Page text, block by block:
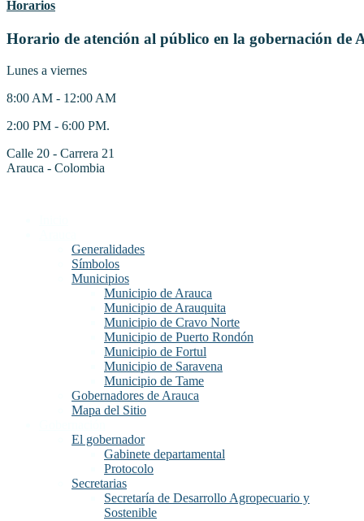
Horarios
Horario de atención al público en la gobernación de
Lunes a viernes
8:00 AM - 12:00 AM
2:00 PM - 6:00 PM.
Calle 20 - Carrera 21
Arauca - Colombia
Generalidades
Símbolos
Municipios
Municipio de Arauca
Municipio de Arauquita
Municipio de Cravo Norte
Municipio de Puerto Rondón
Municipio de Fortul
Municipio de Saravena
Municipio de Tame
Gobernadores de Arauca
Mapa del Sitio
El gobernador
Gabinete departamental
Protocolo
Secretarias
Secretaría de Desarrollo Agropecuario y
Sostenible